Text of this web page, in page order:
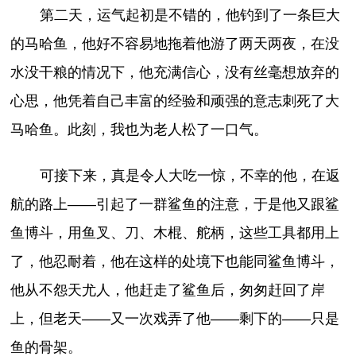
第二天，运气起初是不错的，他钓到了一条巨大
的马哈鱼，他好不容易地拖着他游了两天两夜，在没
水没干粮的情况下，他充满信心，没有丝毫想放弃的
心思，他凭着自己丰富的经验和顽强的意志刺死了大
马哈鱼。此刻，我也为老人松了一口气。
可接下来，真是令人大吃一惊，不幸的他，在返
航的路上——引起了一群鲨鱼的注意，于是他又跟鲨
鱼博斗，用鱼叉、刀、木棍、舵柄，这些工具都用上
了，他忍耐着，他在这样的处境下也能同鲨鱼博斗，
他从不怨天尤人，他赶走了鲨鱼后，匆匆赶回了岸
上，但老天——又一次戏弄了他——剩下的——只是
鱼的骨架。